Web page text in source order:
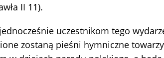
II 11).
uczestnikom tego
zostaną pieśni hymniczne